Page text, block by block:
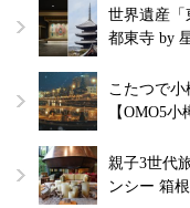
世界遺産「
都東寺 by
こたつで
【OMO5
親子3世代
ンシー 箱